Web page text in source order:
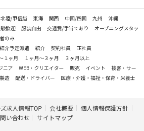
北陸/甲信越 東海 関西 中国/四国 九州
沖縄
歓迎 服装自由 交通費/手当てあり
オープニングスタッ
のみ
紹介予定派遣 紹介 契約社員
正社員
１ヶ月 １ヶ月～３ヶ月
３ヶ月以上
ニア WEB・クリエイター 販売 イベント
接客・サー
製造 配送・ドライバー
医療・介護・福祉・保育・栄養士
求人情報TOP 会社概要
個人情報保護方針
い合わせ
サイトマップ